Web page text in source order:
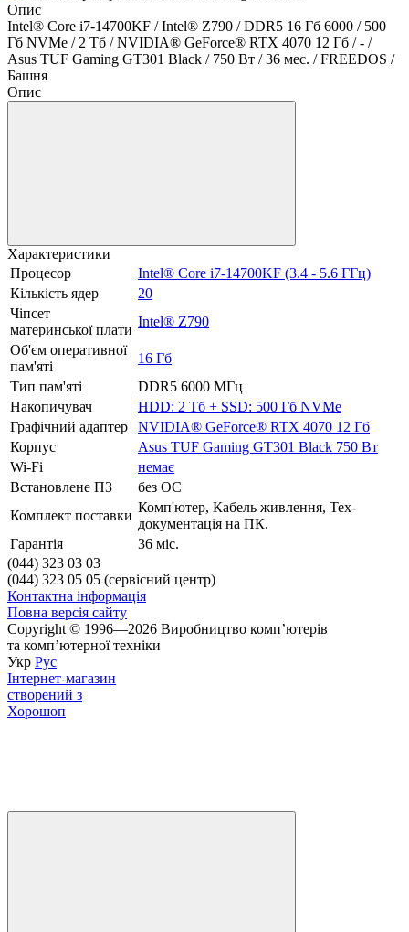
Опис
Intel® Core i7-14700KF / Intel® Z790 / DDR5 16 Гб 6000 / 500
Гб NVMe / 2 Тб / NVIDIA® GeForce® RTX 4070 12 Гб / - /
Asus TUF Gaming GT301 Black / 750 Вт / 36 мес. / FREEDOS /
Башня
Опис
Характеристики
Процесор
Intel® Core i7-14700KF (3.4 - 5.6 ГГц)
Кількість ядер
20
Чіпсет
материнської плати
Intel® Z790
Об'єм оперативної
пам'яті
16 Гб
Тип пам'яті
DDR5 6000 МГц
Накопичувач
HDD: 2 Тб + SSD: 500 Гб NVMe
Графічний адаптер
NVIDIA® GeForce® RTX 4070 12 Гб
Корпус
Asus TUF Gaming GT301 Black 750 Вт
Wi-Fi
немає
Встановлене ПЗ
без ОС
Комплект поставки
Комп'ютер, Кабель живлення, Тех-
документація на ПК.
Гарантія
36 міс.
(044) 323 03 03
(044) 323 05 05 (сервісний центр)
Контактна інформація
Повна версія сайту
Copyright © 1996—2026 Виробництво компʼютерів
та компʼютерної техніки
Укр Рус
Інтернет-магазин
створений з
Хорошоп